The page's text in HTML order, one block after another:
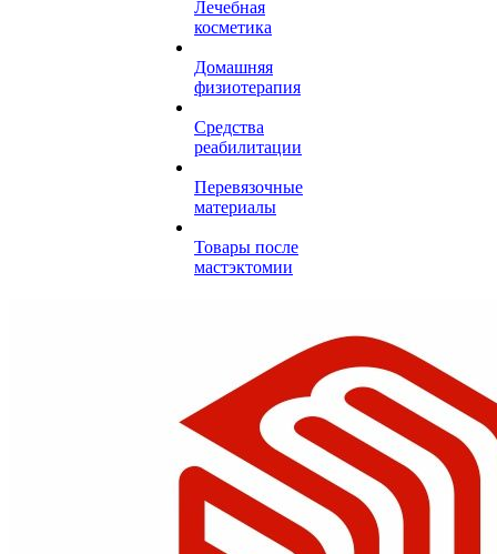
Лечебная
косметика
Домашняя
физиотерапия
Средства
реабилитации
Перевязочные
материалы
Товары после
мастэктомии